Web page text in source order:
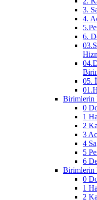
3.
4.
6.
05.
Birimlerin
0
1
2
3
4
5
6
Birimlerin
0
1
2